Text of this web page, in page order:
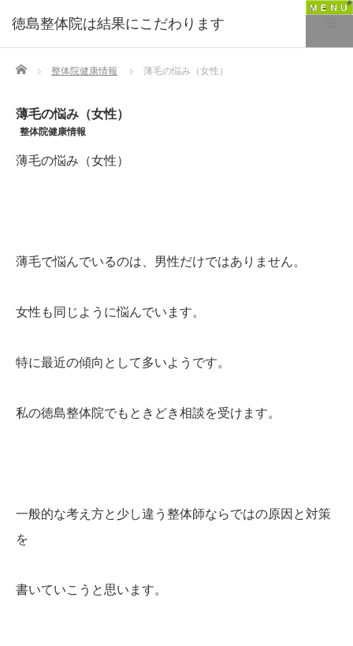
徳島整体院は結果にこだわります
Home 整体院健康情報 薄毛の悩み（女性）
薄毛の悩み（女性）
整体院健康情報
薄毛の悩み（女性）
薄毛で悩んでいるのは、男性だけではありません。
女性も同じように悩んでいます。
特に最近の傾向として多いようです。
私の徳島整体院でもときどき相談を受けます。
一般的な考え方と少し違う整体師ならではの原因と対策
を
書いていこうと思います。